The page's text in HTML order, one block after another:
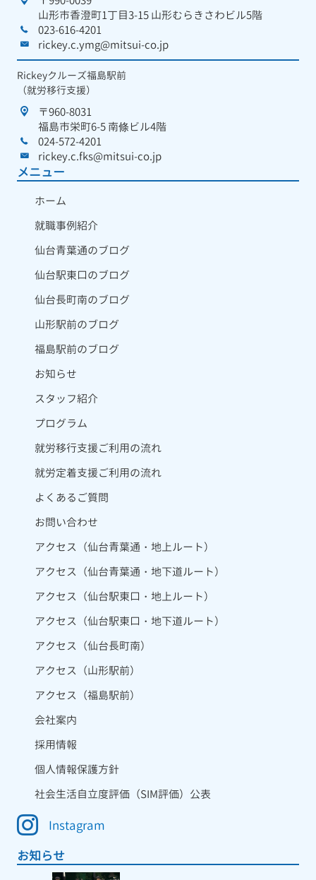
山形市香澄町1丁目3-15 山形むらきさわビル5階
023-616-4201
rickey.c.ymg@mitsui-co.jp
Rickeyクルーズ福島駅前
（就労移行支援）
〒960-8031
福島市栄町6-5 南條ビル4階
024-572-4201
rickey.c.fks@mitsui-co.jp
メニュー
ホーム
就職事例紹介
仙台青葉通のブログ
仙台駅東口のブログ
仙台長町南のブログ
山形駅前のブログ
福島駅前のブログ
お知らせ
スタッフ紹介
プログラム
就労移行支援ご利用の流れ
就労定着支援ご利用の流れ
よくあるご質問
お問い合わせ
アクセス（仙台青葉通・地上ルート）
アクセス（仙台青葉通・地下道ルート）
アクセス（仙台駅東口・地上ルート）
アクセス（仙台駅東口・地下道ルート）
アクセス（仙台長町南）
アクセス（山形駅前）
アクセス（福島駅前）
会社案内
採用情報
個人情報保護方針
社会生活自立度評価（SIM評価）公表
Instagram
お知らせ